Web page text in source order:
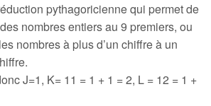
pythagoricienne qui permet de
nombres entiers au 9 premiers, ou
nombres à plus d’un chiffre à un
J=1, K= 11 = 1 + 1 = 2, L = 12 = 1 +